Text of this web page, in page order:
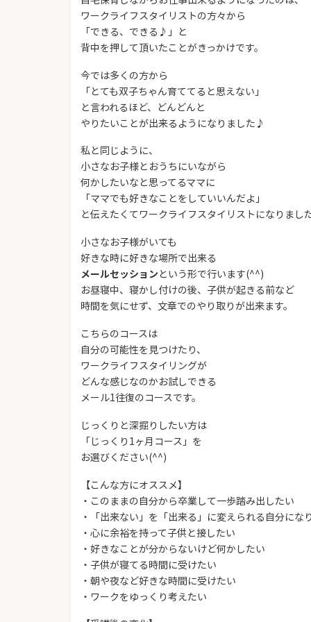
ワークライフスタイリストの方々から
「できる、できる♪」と
背中を押して頂いたことがきっかけです。
今では多くの方から
「とても双子ちゃん育ててると思えない」
と言われるほど、どんどんと
やりたいことが出来るようになりました♪
私と同じように、
小さなお子様とおうちにいながら
何かしたいなと思ってるママに
「ママでも好きなことをしていいんだよ」
と伝えたくてワークライフスタイリストになりまし
小さなお子様がいても
好きな時に好きな場所で出来る
メールセッションという形で行います(^^)
お昼寝中、寝かし付けの後、子供が起きる前など
時間を気にせず、文章でのやり取りが出来ます。
こちらのコースは
自分の可能性を見つけたり、
ワークライフスタイリングが
どんな感じなのかお試しできる
メール1往復のコースです。
じっくりと深掘りしたい方は
「じっくり1ヶ月コース」を
お選びください(^^)
【こんな方にオススメ】
・このままの自分から卒業して一歩踏み出したい
・「出来ない」を「出来る」に変えられる自分にな
・心に余裕を持って子供と接したい
・好きなことが分からないけど何かしたい
・子供が寝てる時間に受けたい
・朝や夜など好きな時間に受けたい
・ワークをゆっくり考えたい